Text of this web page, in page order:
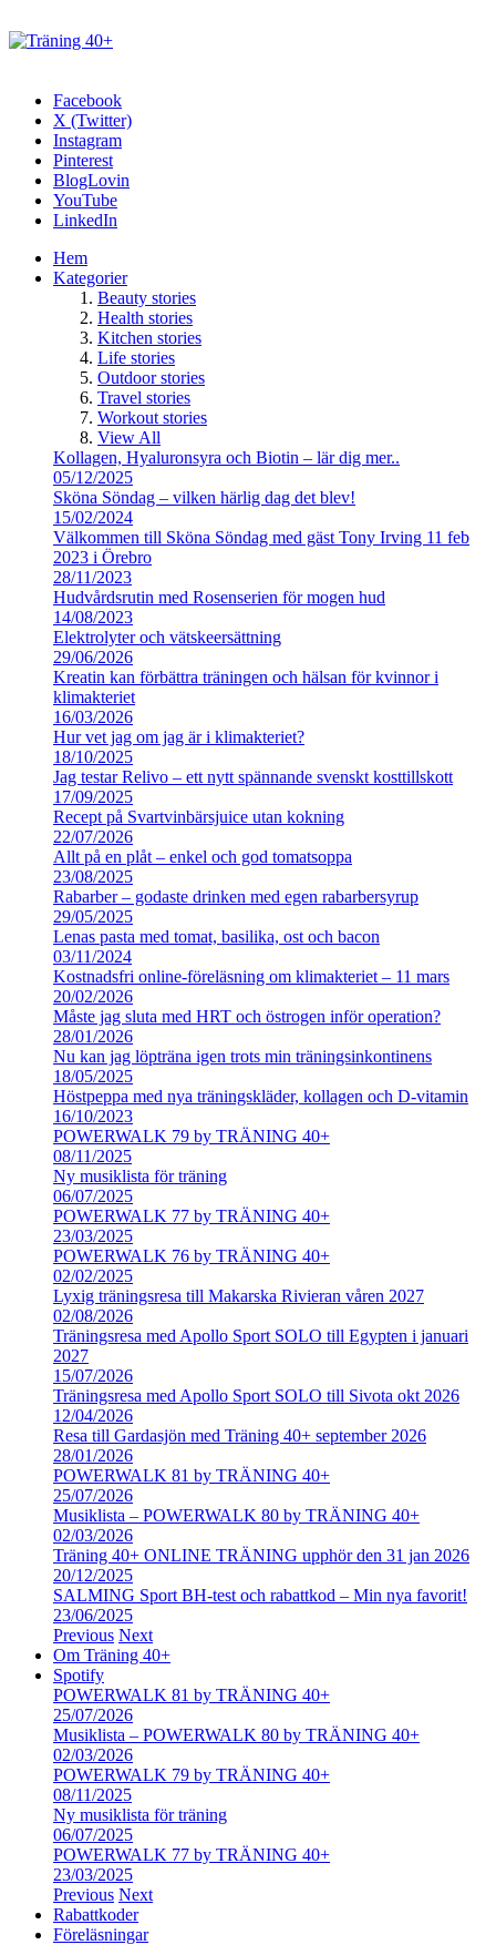
Facebook
X (Twitter)
Instagram
Pinterest
BlogLovin
YouTube
LinkedIn
Hem
Kategorier
Beauty stories
Health stories
Kitchen stories
Life stories
Outdoor stories
Travel stories
Workout stories
View All
Kollagen, Hyaluronsyra och Biotin – lär dig mer..
05/12/2025
Sköna Söndag – vilken härlig dag det blev!
15/02/2024
Välkommen till Sköna Söndag med gäst Tony Irving 11 feb
2023 i Örebro
28/11/2023
Hudvårdsrutin med Rosenserien för mogen hud
14/08/2023
Elektrolyter och vätskeersättning
29/06/2026
Kreatin kan förbättra träningen och hälsan för kvinnor i
klimakteriet
16/03/2026
Hur vet jag om jag är i klimakteriet?
18/10/2025
Jag testar Relivo – ett nytt spännande svenskt kosttillskott
17/09/2025
Recept på Svartvinbärsjuice utan kokning
22/07/2026
Allt på en plåt – enkel och god tomatsoppa
23/08/2025
Rabarber – godaste drinken med egen rabarbersyrup
29/05/2025
Lenas pasta med tomat, basilika, ost och bacon
03/11/2024
Kostnadsfri online-föreläsning om klimakteriet – 11 mars
20/02/2026
Måste jag sluta med HRT och östrogen inför operation?
28/01/2026
Nu kan jag löpträna igen trots min träningsinkontinens
18/05/2025
Höstpeppa med nya träningskläder, kollagen och D-vitamin
16/10/2023
POWERWALK 79 by TRÄNING 40+
08/11/2025
Ny musiklista för träning
06/07/2025
POWERWALK 77 by TRÄNING 40+
23/03/2025
POWERWALK 76 by TRÄNING 40+
02/02/2025
Lyxig träningsresa till Makarska Rivieran våren 2027
02/08/2026
Träningsresa med Apollo Sport SOLO till Egypten i januari
2027
15/07/2026
Träningsresa med Apollo Sport SOLO till Sivota okt 2026
12/04/2026
Resa till Gardasjön med Träning 40+ september 2026
28/01/2026
POWERWALK 81 by TRÄNING 40+
25/07/2026
Musiklista – POWERWALK 80 by TRÄNING 40+
02/03/2026
Träning 40+ ONLINE TRÄNING upphör den 31 jan 2026
20/12/2025
SALMING Sport BH-test och rabattkod – Min nya favorit!
23/06/2025
Previous Next
Om Träning 40+
Spotify
POWERWALK 81 by TRÄNING 40+
25/07/2026
Musiklista – POWERWALK 80 by TRÄNING 40+
02/03/2026
POWERWALK 79 by TRÄNING 40+
08/11/2025
Ny musiklista för träning
06/07/2025
POWERWALK 77 by TRÄNING 40+
23/03/2025
Previous Next
Rabattkoder
Föreläsningar